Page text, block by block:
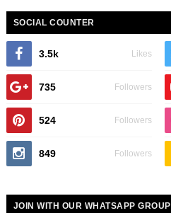
SOCIAL COUNTER
3.5k Likes
735 Followers
524 Followers
849 Followers
JOIN WITH OUR WHATSAPP GROUP